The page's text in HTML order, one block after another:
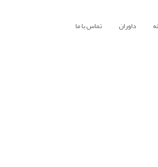
داوران تماس با ما